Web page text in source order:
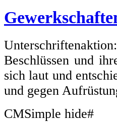
Beschlüssen und
sich laut und
und gegen
CMSimple hide#